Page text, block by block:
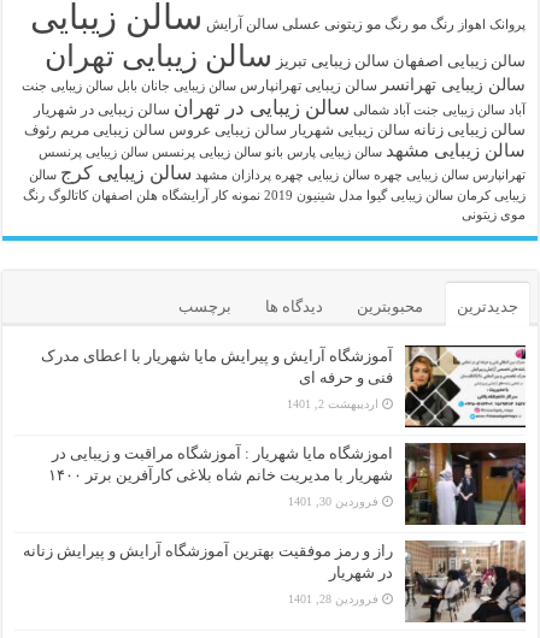
پروانک اهواز رنگ مو رنگ مو زیتونی عسلی سالن آرایش سالن زیبایی
سالن زیبایی اصفهان سالن زیبایی تبریز سالن زیبایی تهران
سالن زیبایی تهرانسر سالن زیبایی تهرانپارس سالن زیبایی جانان بابل سالن زیبایی جنت
آباد سالن زیبایی جنت آباد شمالی سالن زیبایی در تهران سالن زیبایی در شهریار
سالن زیبایی زنانه سالن زیبایی شهریار سالن زیبایی عروس سالن زیبایی مریم رئوف
سالن زیبایی مشهد سالن زیبایی پارس بانو سالن زیبایی پرنسس سالن زیبایی پرنسس
تهرانپارس سالن زیبایی چهره سالن زیبایی چهره پردازان مشهد سالن زیبایی کرج سالن
زیبایی کرمان سالن زیبایی گیوا مدل شینیون 2019 نمونه کار آرایشگاه هلن اصفهان کاتالوگ رنگ
موی زیتونی
جدیدترین محبوبترین دیدگاه ها برچسب
آموزشگاه آرایش و پیرایش مایا شهریار با اعطای مدرک
فنی و حرفه ای
اردیبهشت 2, 1401
اموزشگاه مایا شهریار : آموزشگاه مراقبت و زیبایی در
شهریار با مدیریت خانم شاه بلاغی کارآفرین برتر ۱۴۰۰
فروردین 30, 1401
راز و رمز موفقیت بهترین آموزشگاه آرایش و پیرایش زنانه
در شهریار
فروردین 28, 1401